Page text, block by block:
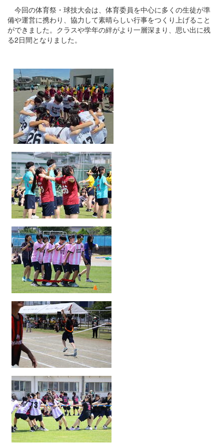
今回の体育祭・球技大会は、体育委員を中心に多くの生徒が準
備や運営に携わり、協力して素晴らしい行事をつくり上げること
ができました。クラスや学年の絆がより一層深まり、思い出に残
る2日間となりました。